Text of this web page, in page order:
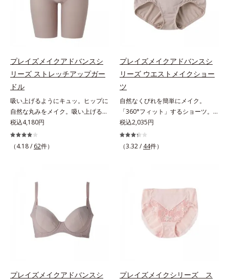
きめバストに極楽フィット＆スッキ
リ細見せグラマーさんのための特殊
設計を行っています。大きめバスト
を圧迫せずにふんわりフィットしつ
細く見せます。E65～H85まで、17
種類のサイズをご用意多くのグラマ
ーさんに対応すべく、幅広く細かな
サイズ展開を行いました。
す。【着用方法】ブラジャーの上か
らご着用ください。スカートのよう
に足からはき、上半身まで引き上げ
ーズに完成します。
プレイズメイクアドバンスシ
リーズ ストレッチアップガー
ドル
吸い上げるようにキュッ。ヒップに
自然な丸みをメイク。吸い上げるよ
うにリフトして、ヒップに丸みをメ
イク「大人世代のボディを美しく魅
せる」という発想の「プレイズメイ
をメイクします。ぽっこりおなかは
すっきりキレイに解消。マチの肌側
は綿100％で1枚ばきOKです。
税込4,180円
（4.18 / 62件）
プレイズメイクアドバンスシ
リーズ ウエストメイクショー
ツ
自然なくびれを簡単にメイク。
「360°フィット」するショーツ。
フロント＆マチの肌側は綿100％素
材でここちいい「大人世代のボディ
を美しく魅せる」という発想の「プ
を簡単にメイクします。ウエスト部
は吸いつくようにフィット。フロン
ト＆マチの肌側は、綿100％素材で
ここちよく快適です。
税込2,035円
（3.32 / 44件）
プレイズメイクアドバンスシ
プレイズメイクシリーズ ス